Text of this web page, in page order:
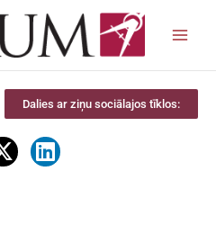
Dalies ar ziņu sociālajos tīklos: